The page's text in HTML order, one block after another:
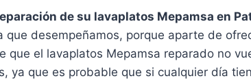
de su lavaplatos Mepamsa en
desempeñamos, porque aparte de
el lavaplatos Mepamsa reparado no
ya que es probable que si cualquier día